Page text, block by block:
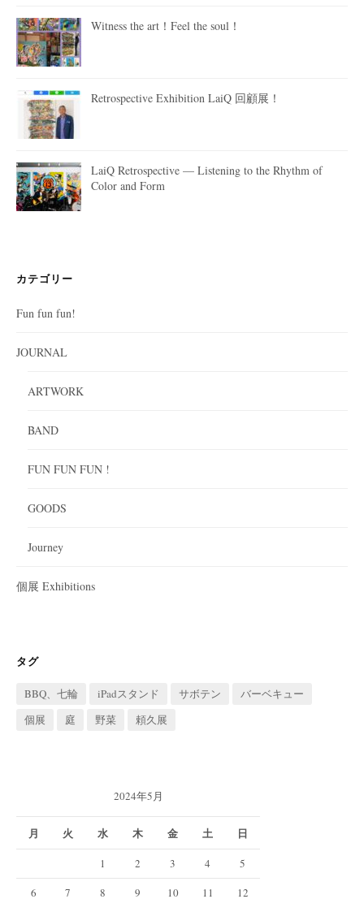
Witness the art！Feel the soul！
Retrospective Exhibition LaiQ 回顧展！
LaiQ Retrospective — Listening to the Rhythm of
Color and Form
カテゴリー
Fun fun fun!
JOURNAL
ARTWORK
BAND
FUN FUN FUN !
GOODS
Journey
個展 Exhibitions
タグ
BBQ、七輪 iPadスタンド サボテン
バーベキュー
個展
庭 野菜 頼久展
2024年5月
月 火 水 木 金 土 日
1 2 3 4
5
6
7 8 9 10 11 12